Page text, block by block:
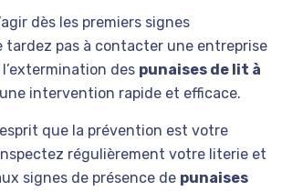
dès les premiers signes
tardez pas à contacter une entreprise
des punaises de lit à
intervention rapide et efficace.
que la prévention est votre
régulièrement votre literie et
signes de présence de punaises